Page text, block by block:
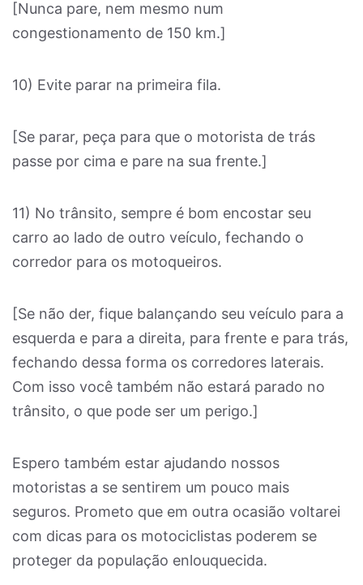
[Nunca pare, nem mesmo num
congestionamento de 150 km.]
10) Evite parar na primeira fila.
[Se parar, peça para que o motorista de trás
passe por cima e pare na sua frente.]
11) No trânsito, sempre é bom encostar seu
carro ao lado de outro veículo, fechando o
corredor para os motoqueiros.
[Se não der, fique balançando seu veículo para a
esquerda e para a direita, para frente e para trás,
fechando dessa forma os corredores laterais.
Com isso você também não estará parado no
trânsito, o que pode ser um perigo.]
Espero também estar ajudando nossos
motoristas a se sentirem um pouco mais
seguros. Prometo que em outra ocasião voltarei
com dicas para os motociclistas poderem se
proteger da população enlouquecida.